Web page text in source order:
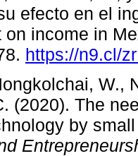
efecto en el
on income in
https://n9.cl/
W.,
(2020). The
by